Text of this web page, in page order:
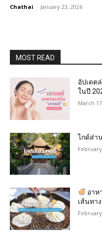
Chathai - January 23, 2026
MOST READ
อัปเดต
ในปี
March
ไกด์ส่า
อาห
เส้นทา